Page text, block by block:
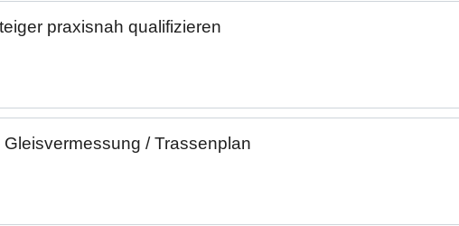
praxisnah qualifizieren
/ Trassenplan